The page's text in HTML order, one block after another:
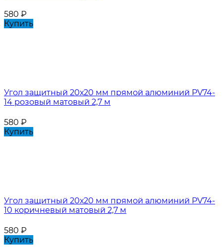
580 ₽
Купить
Угол защитный 20х20 мм прямой алюминий PV74-
14 розовый матовый 2,7 м
580 ₽
Купить
Угол защитный 20х20 мм прямой алюминий PV74-
10 коричневый матовый 2,7 м
580 ₽
Купить